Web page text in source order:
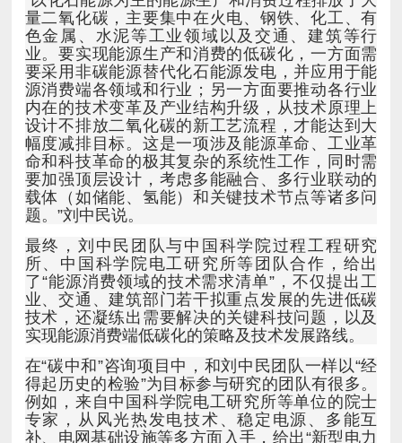
题。”刘中民说。
实现能源消费端低碳化的策略及技术发展路线。